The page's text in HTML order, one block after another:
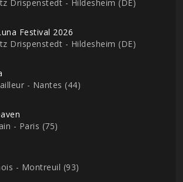
Drispenstedt - Hildesheim (DE)
Festival 2026
Drispenstedt - Hildesheim (DE)
- Nantes (44)
- Paris (75)
- Montreuil (93)